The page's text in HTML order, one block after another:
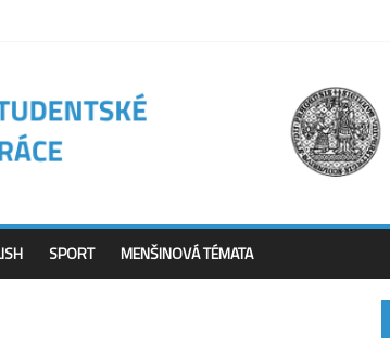
SPORT MENŠINOVÁ TÉMATA